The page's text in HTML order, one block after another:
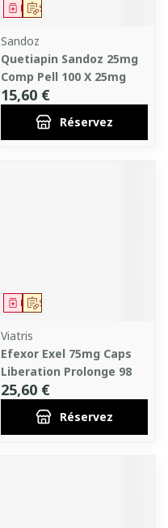
Sur prescription
Médicament
Sandoz
Quetiapin Sandoz 25mg
Comp Pell 100 X 25mg
15,60 €
Réservez
Sur prescription
Médicament
Viatris
Efexor Exel 75mg Caps
Liberation Prolonge 98
25,60 €
Réservez